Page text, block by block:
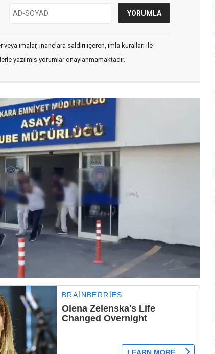
imalar, inançlara saldırı içeren, imla kuralları ile
yazılmış yorumlar onaylanmamaktadır.